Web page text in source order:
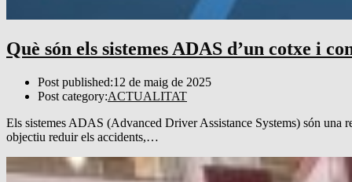
Què són els sistemes ADAS d’un cotxe i
Post published:12 de maig de 2025
Post category:ACTUALITAT
Els sistemes ADAS (Advanced Driver Assistance Systems) són una
objectiu reduir els accidents,…